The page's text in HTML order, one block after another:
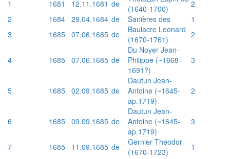
1
1681 12.11.1681 de
(1640-1700)
2
2
1684 29.04.1684 de Sanières des
1
3
1685 07.06.1685 de
Baulacre Léonard
(1670-1761)
2
4 1685 07.06.1685 de
Du Noyer Jean-
Philippe (~1668-
1691?)
3
5 1685 02.09.1685 de
Dautun Jean-
Antoine (~1645-
ap.1719)
2
6 1685 09.09.1685 de
Dautun Jean-
Antoine (~1645-
ap.1719)
3
7 1685 11.09.1685 de
Gernler Theodor
(1670-1723)
1